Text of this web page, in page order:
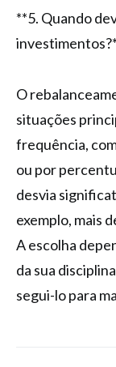
**5. Quando
O
situações
frequência,
ou por
desvia
exemplo, mais
A escolha
da sua
segui-lo para